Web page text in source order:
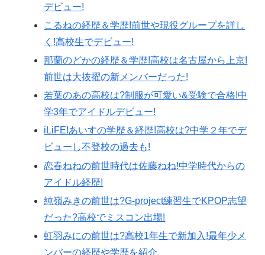
デビュー!
こるねの経歴＆学歴!前世や現役グループを詳し
く!高校生でデビュー!
那蘭のどかの経歴＆学歴!高校は名古屋から上京!
前世は大抜擢の新メンバーだった!
若葉のあの高校は?制服が可愛い&受験で合格!中
学3年でアイドルデビュー!
iLiFE!あいすの学歴＆経歴!高校は?中学２年でデ
ビューし不登校の過去も!
恋春ねねの前世時代は佐藤ねね!中学時代からの
アイドル経歴!
純嶺みきの前世は?G-project練習生でKPOP志望
だった?高校でミスコン出場!
虹羽みにの前世は?高校1年生で新加入!最年少メ
ンバーの経歴や学歴を紹介